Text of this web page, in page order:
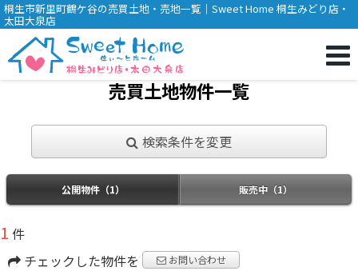
桐生市新里町鶴ケ谷の売買土地・売地一覧｜Sweet Home 桐生みどり店・
太田大泉店
売買土地物件一覧
検索条件を変更
公開物件（1） 販売中（1）
1 件
チェックした物件を
お問い合わせ